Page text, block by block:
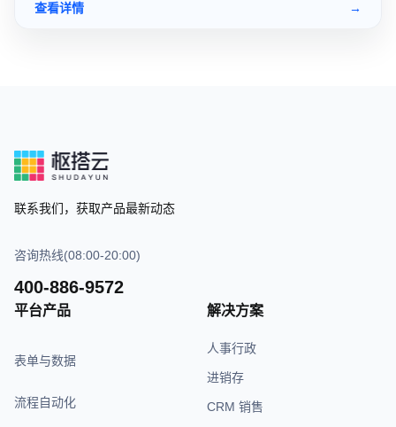
查看详情 →
联系我们，获取产品最新动态
咨询热线(08:00-20:00)
400-886-9572
平台产品
表单与数据
流程自动化
解决方案
人事行政
进销存
CRM 销售